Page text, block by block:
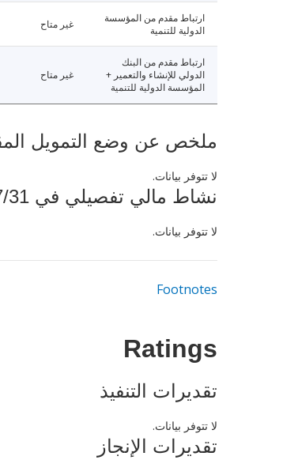
ارتباط مقدم من المؤسسة
الدولية للتنمية
غير متاح
ارتباط مقدم من البنك
الدولي للإنشاء والتعمير +
المؤسسة الدولية للتنمية
غير متاح
ملخص عن وضع التمويل المقدم
لا تتوفر بيانات.
نشاط مالي تفصيلي في 2026/07/31
لا تتوفر بيانات.
Footnotes
Ratings
تقديرات التنفيذ
لا تتوفر بيانات.
تقديرات الإنجاز